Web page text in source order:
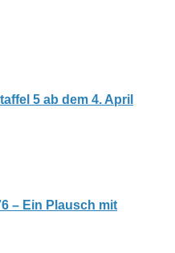
5 ab dem 4. April
– Ein Plausch mit